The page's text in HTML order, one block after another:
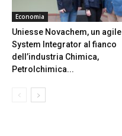
Economia
Uniesse Novachem, un agile
System Integrator al fianco
dell’industria Chimica,
Petrolchimica...